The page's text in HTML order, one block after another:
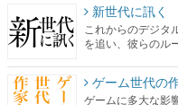
新世代に訊く
これからのデジタ
を追い、彼らのル
ゲーム世代の
ゲームに多大な影